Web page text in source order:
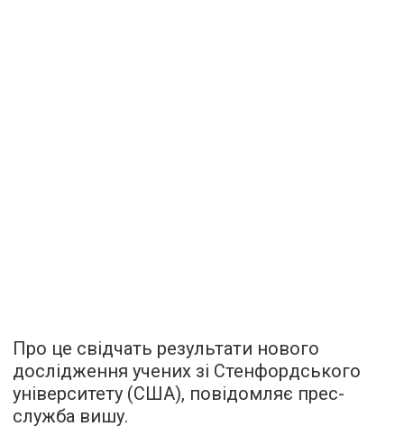
Про це свідчать результати нового
дослідження учених зі Стенфордського
університету (США), повідомляє прес-
служба вишу.